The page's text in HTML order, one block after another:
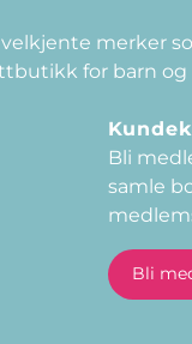
merker
for barn og
Bli
samle
E-post
Bli